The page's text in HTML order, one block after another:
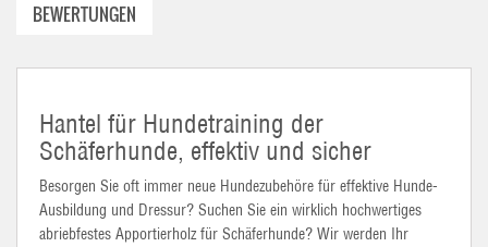
BEWERTUNGEN
Hantel für Hundetraining der
Schäferhunde, effektiv und sicher
Besorgen Sie oft immer neue Hundezubehöre für effektive Hunde-
Ausbildung und Dressur? Suchen Sie ein wirklich hochwertiges
abriebfestes Apportierholz für Schäferhunde? Wir werden Ihr